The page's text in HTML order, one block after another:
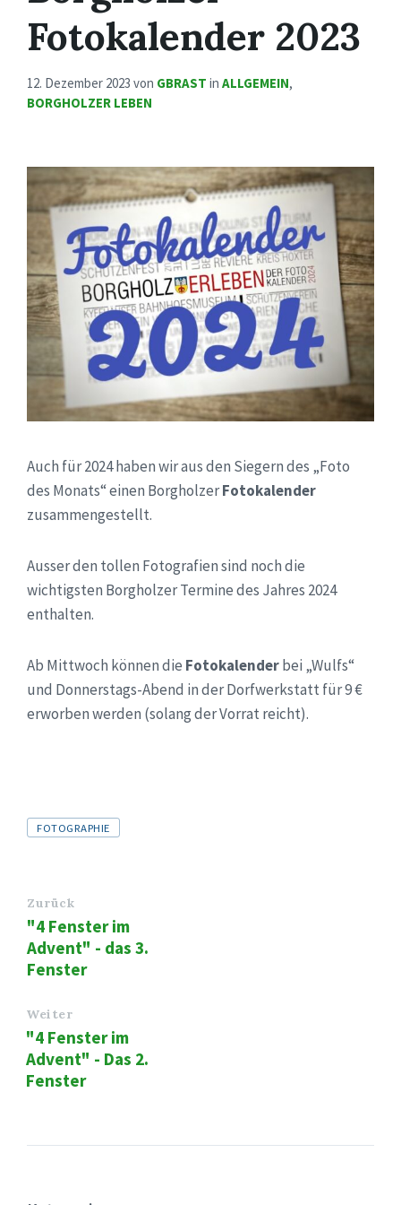
Fotokalender 2023
12. Dezember 2023 von GBRAST in ALLGEMEIN,
BORGHOLZER LEBEN
Auch für 2024 haben wir aus den Siegern des „Foto
des Monats“ einen BorgholzerFotokalender
zusammengestellt.
Ausser den tollen Fotografien sind noch die
wichtigsten Borgholzer Termine des Jahres 2024
enthalten.
Ab Mittwoch können die Fotokalenderbei „Wulfs“
und Donnerstags-Abend in der Dorfwerkstatt für 9 €
erworben werden (solang der Vorrat reicht).
Tags
FOTOGRAPHIE
Zurück
"4 Fenster im
Advent" - das 3.
Fenster
Weiter
"4 Fenster im
Advent" - Das 2.
Fenster